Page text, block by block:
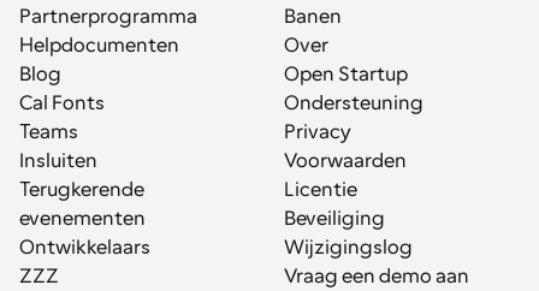
Partnerprogramma
Helpdocumenten
Blog
Cal Fonts
Teams
Insluiten
Terugkerende
evenementen
Ontwikkelaars
ZZZ
Banen
Over
Open Startup
Ondersteuning
Privacy
Voorwaarden
Licentie
Beveiliging
Wijzigingslog
Vraag een demo aan